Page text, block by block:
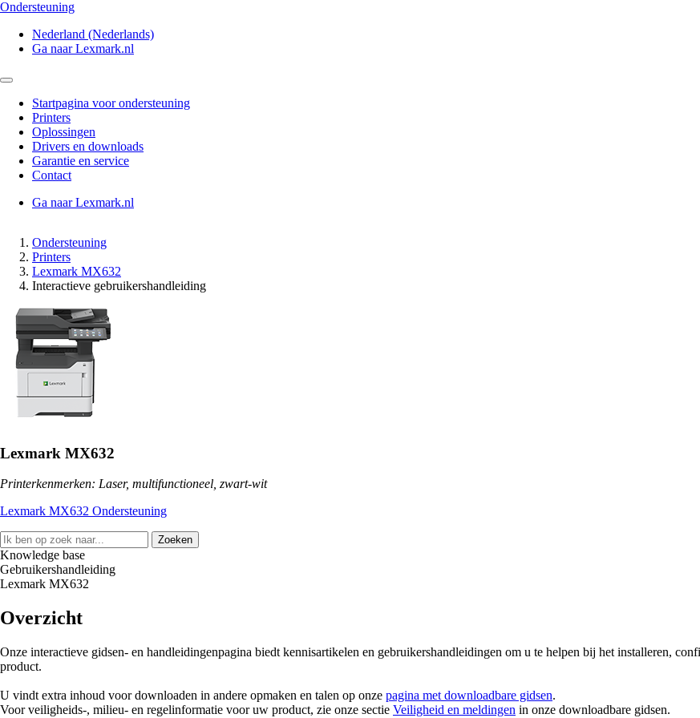
Ondersteuning
Nederland (Nederlands)
Ga naar Lexmark.nl
Startpagina voor ondersteuning
Printers
Oplossingen
Drivers en downloads
Garantie en service
Contact
Ga naar Lexmark.nl
Ondersteuning
Printers
Lexmark MX632
Interactieve gebruikershandleiding
Lexmark MX632
Printerkenmerken: Laser, multifunctioneel, zwart-wit
Lexmark MX632 Ondersteuning
Zoeken
Knowledge base
Gebruikershandleiding
Lexmark MX632
Overzicht
Onze interactieve gidsen- en handleidingenpagina biedt kennisartikelen en gebruikershandleidingen om u te helpen bij het installeren,
product.
U vindt extra inhoud voor downloaden in andere opmaken en talen op onze pagina met downloadbare gidsen.
Voor veiligheids-, milieu- en regelinformatie voor uw product, zie onze sectie Veiligheid en meldingen in onze downloadbare gidsen.